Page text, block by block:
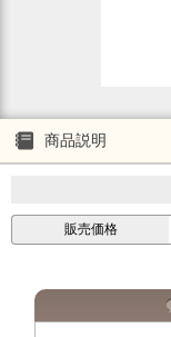
商品説明
販売価格